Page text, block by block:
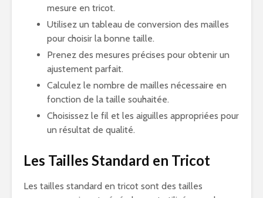
mesure en tricot.
Utilisez un tableau de conversion des mailles
pour choisir la bonne taille.
Prenez des mesures précises pour obtenir un
ajustement parfait.
Calculez le nombre de mailles nécessaire en
fonction de la taille souhaitée.
Choisissez le fil et les aiguilles appropriées pour
un résultat de qualité.
Les Tailles Standard en Tricot
Les tailles standard en tricot sont des tailles